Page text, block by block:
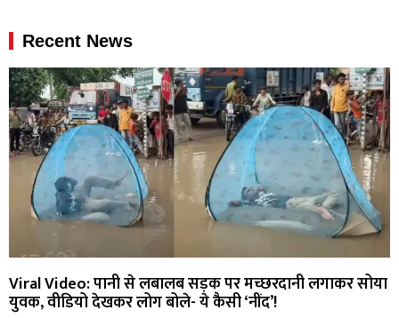
Recent News
Viral Video: पानी से लबालब सड़क पर मच्छरदानी लगाकर सोया
युवक, वीडियो देखकर लोग बोले- ये कैसी ‘नींद’!